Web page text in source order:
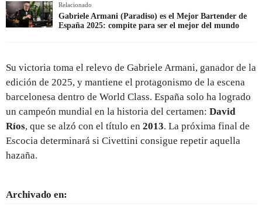
Relacionado
Gabriele Armani (Paradiso) es el Mejor Bartender de
España 2025: compite para ser el mejor del mundo
Su victoria toma el relevo de Gabriele Armani, ganador de la
edición de 2025, y mantiene el protagonismo de la escena
barcelonesa dentro de World Class. España solo ha logrado
un campeón mundial en la historia del certamen: David
Ríos, que se alzó con el título en 2013. La próxima final de
Escocia determinará si Civettini consigue repetir aquella
hazaña.
Archivado en: